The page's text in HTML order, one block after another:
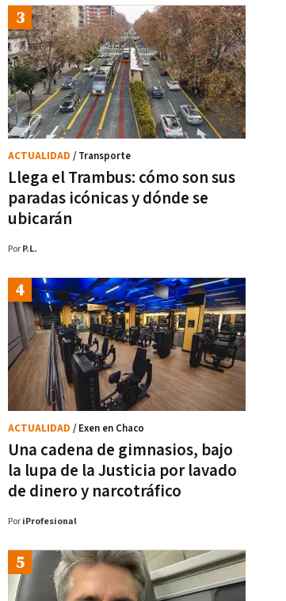
Llega el Trambus: cómo son sus
paradas icónicas y dónde se
ubicarán
ACTUALIDAD / Transporte
Por P.L.
Una cadena de gimnasios, bajo
la lupa de la Justicia por lavado
de dinero y narcotráfico
ACTUALIDAD / Exen en Chaco
Por iProfesional